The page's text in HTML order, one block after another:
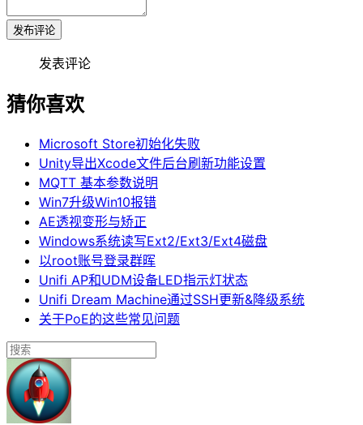
发布评论
发表评论
猜你喜欢
Microsoft Store初始化失败
Unity导出Xcode文件后台刷新功能设置
MQTT 基本参数说明
Win7升级Win10报错
AE透视变形与矫正
Windows系统读写Ext2/Ext3/Ext4磁盘
以root账号登录群晖
Unifi AP和UDM设备LED指示灯状态
Unifi Dream Machine通过SSH更新&降级系统
关于PoE的这些常见问题